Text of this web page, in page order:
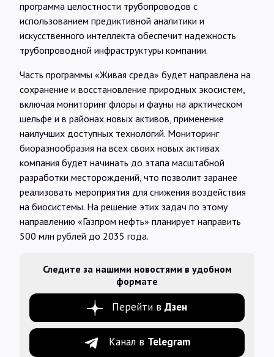
программа целостности трубопроводов с
использованием предиктивной аналитики и
искусственного интеллекта обеспечит надежность
трубопроводной инфраструктуры компании.
Часть программы «Живая среда» будет направлена на
сохранение и восстановление природных экосистем,
включая мониторинг флоры и фауны на арктическом
шельфе и в районах новых активов, применение
наилучших доступных технологий. Мониторинг
биоразнообразия на всех своих новых активах
компания будет начинать до этапа масштабной
разработки месторождений, что позволит заранее
реализовать мероприятия для снижения воздействия
на биосистемы. На решение этих задач по этому
направлению «Газпром нефть» планирует направить
500 млн рублей до 2035 года.
Следите за нашими новостями в удобном
формате
Перейти в Дзен
Канал в Telegram